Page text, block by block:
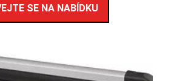
SE NA NABÍDKU